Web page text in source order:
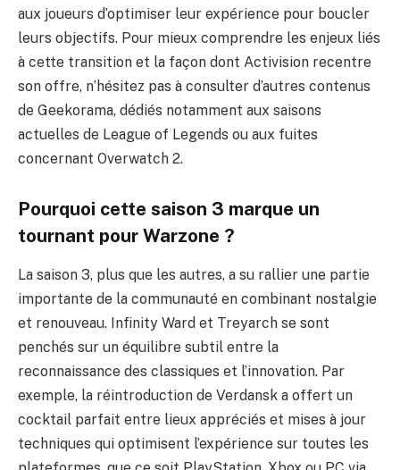
aux joueurs d’optimiser leur expérience pour boucler
leurs objectifs. Pour mieux comprendre les enjeux liés
à cette transition et la façon dont Activision recentre
son offre, n’hésitez pas à consulter d’autres contenus
de Geekorama, dédiés notamment aux saisons
actuelles de League of Legends ou aux fuites
concernant Overwatch 2.
Pourquoi cette saison 3 marque un
tournant pour Warzone ?
La saison 3, plus que les autres, a su rallier une partie
importante de la communauté en combinant nostalgie
et renouveau. Infinity Ward et Treyarch se sont
penchés sur un équilibre subtil entre la
reconnaissance des classiques et l’innovation. Par
exemple, la réintroduction de Verdansk a offert un
cocktail parfait entre lieux appréciés et mises à jour
techniques qui optimisent l’expérience sur toutes les